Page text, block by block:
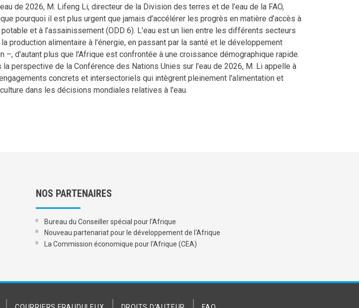
de 2026, M. Lifeng Li, directeur de la Division des terres et de l’eau de la FAO,
pourquoi il est plus urgent que jamais d’accélérer les progrès en matière d’accès à
potable et à l’assainissement (ODD 6). L'eau est un lien entre les différents secteurs
production alimentaire à l'énergie, en passant par la santé et le développement
–, d'autant plus que l'Afrique est confrontée à une croissance démographique rapide.
la perspective de la Conférence des Nations Unies sur l'eau de 2026, M. Li appelle à
concrets et intersectoriels qui intègrent pleinement l'alimentation et
dans les décisions mondiales relatives à l'eau.
NOS PARTENAIRES
Bureau du Conseiller spécial pour l'Afrique
Nouveau partenariat pour le développement de l'Afrique
La Commission économique pour l'Afrique (CEA)